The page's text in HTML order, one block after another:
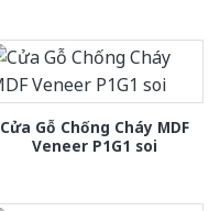
Cửa Gỗ Chống Cháy MDF
Veneer P1G1 soi